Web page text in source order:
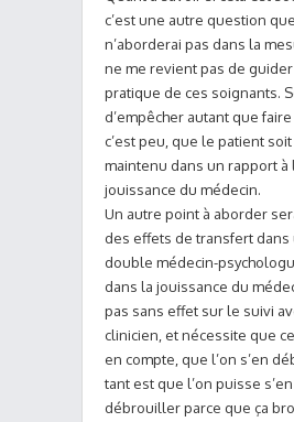
c’est une autre question
n’aborderai pas dans la
ne me revient pas de
pratique de ces soignants.
d’empêcher autant que
c’est peu, que le patient
maintenu dans un rapport à
jouissance du médecin.
Un autre point à aborder
des effets de transfert dans
double médecin-
dans la jouissance du
pas sans effet sur le suivi
clinicien, et nécessite que
en compte, que l’on s’en
tant est que l’on puisse s’en
débrouiller parce que ça